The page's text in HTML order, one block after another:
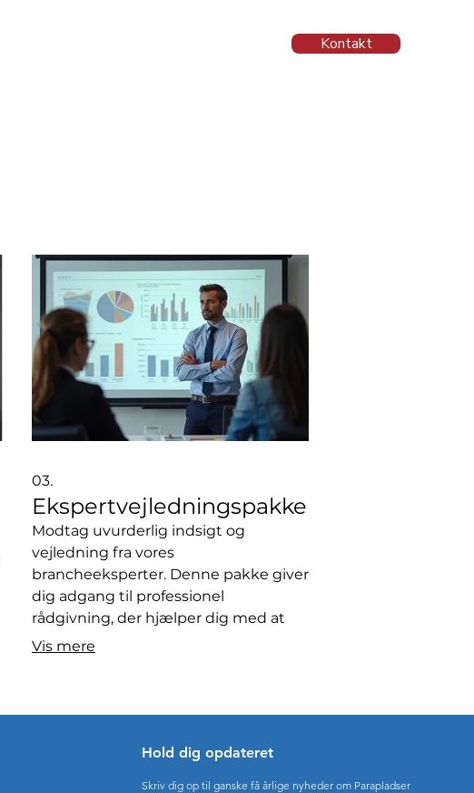
Kontakt
03.
Ekspertvejledningspakke
Modtag uvurderlig indsigt og
vejledning fra vores
brancheeksperter. Denne pakke giver
dig adgang til professionel
rådgivning, der hjælper dig med at
navigere komplekse udfordringer. Få
Vis mere
Hold dig opdateret
Skriv dig op til ganske få årlige nyheder om Parapladser